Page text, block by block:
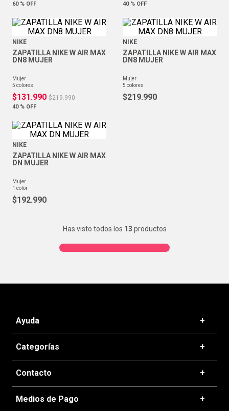
60 % OFF 40 % OFF
NIKE
ZAPATILLA NIKE W AIR MAX
DN8 MUJER
mujer
5 colores
$131 .990 $219.990
40 % OFF
NIKE
ZAPATILLA NIKE W AIR MAX
DN8 MUJER
mujer
5 colores
$219.990
NIKE
ZAPATILLA NIKE W AIR MAX
DN MUJER
mujer
1 color
$192.990
Has visto todos los 13 productos
Ayuda +
Preguntas frecuentes
T&C - Políticas de Envío
Politicas de Devolución
Categorías +
Zapatillas
Ropa
Accesorios
Contacto +
+56 22 637 5016
Medios de Pago +